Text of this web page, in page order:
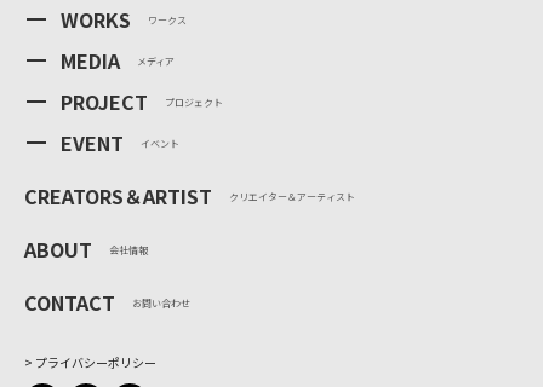
WORKS ワークス
MEDIA メディア
PROJECT プロジェクト
EVENT イベント
CREATORS＆ARTIST クリエイター＆アーティスト
ABOUT 会社情報
CONTACT お問い合わせ
プライバシーポリシー